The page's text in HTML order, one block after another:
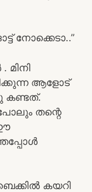
നോക്കെടാ..”
ആളോട്
തന്റെ
ഈ
കയറി